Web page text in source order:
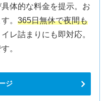
体的な料金を提示。お
す。365日無休で夜間も
レ詰まりにも即対応。
。
ジ